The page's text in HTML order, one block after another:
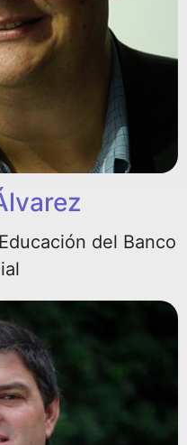
del Banco